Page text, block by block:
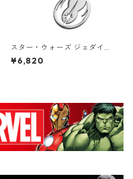
スター・ウォーズ ジェダイ・
オーダー シンボルロゴ ダング
ルピアス シルバー STAR WAR
¥6,820